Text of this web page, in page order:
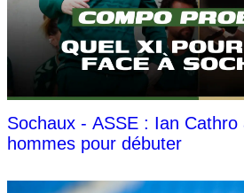
Sochaux - ASSE : Ian Cathro
hommes pour débuter